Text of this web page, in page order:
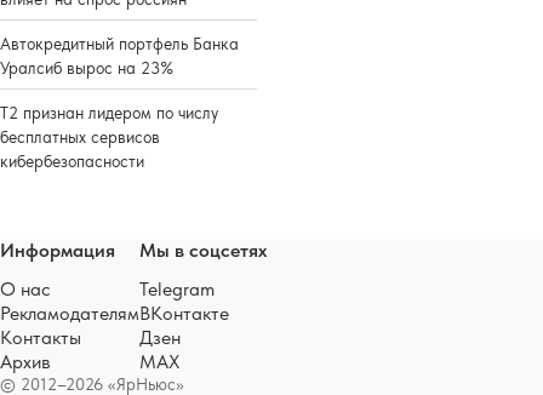
Автокредитный портфель Банка
Уралсиб вырос на 23%
Т2 признан лидером по числу
бесплатных сервисов
кибербезопасности
© 2012–2026 «ЯрНьюс»
Информация
О нас
Рекламодателям
Контакты
Архив
Мы в соцсетях
Telegram
ВКонтакте
Дзен
MAX